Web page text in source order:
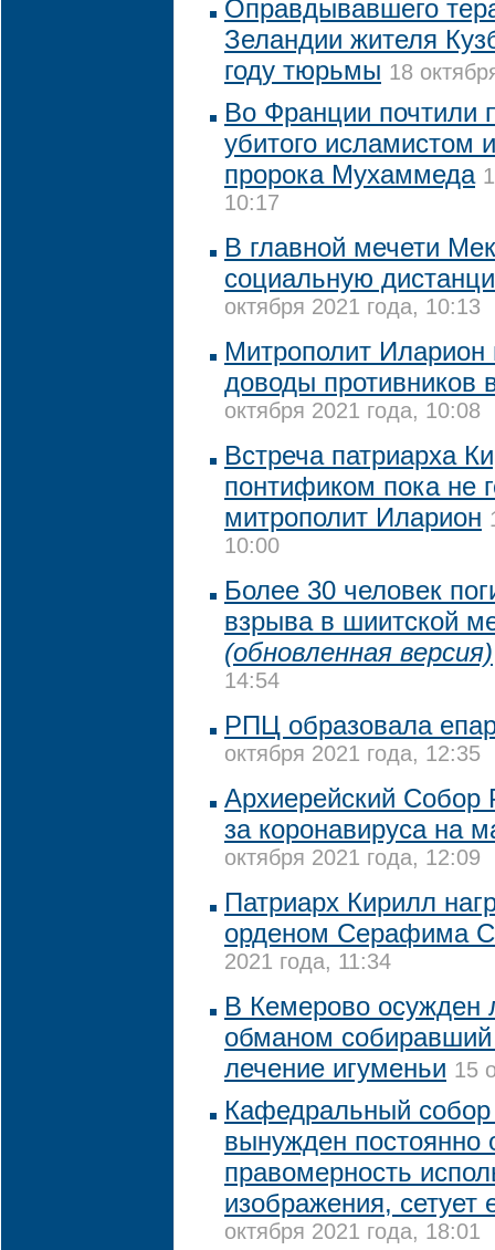
Оправдывавшего
Зеландии жителя
году тюрьмы 18
Во Франции почтили
убитого исламистом
пророка Мухаммеда
10:17
В главной мечети
социальную
октября 2021 года, 10:13
Митрополит
доводы противников
октября 2021 года, 10:08
Встреча патриарха
понтификом пока не
митрополит Иларион
10:00
Более 30 человек
взрыва в шиитской
(обновленная версия)
14:54
РПЦ образовала
октября 2021 года, 12:35
Архиерейский
за коронавируса на
октября 2021 года, 12:09
Патриарх Кирилл
орденом Серафима
2021 года, 11:34
В Кемерово осужден
обманом
лечение игуменьи 15
Кафедральный собор
вынужден постоянно
правомерность
изображения, сетует
октября 2021 года, 18:01